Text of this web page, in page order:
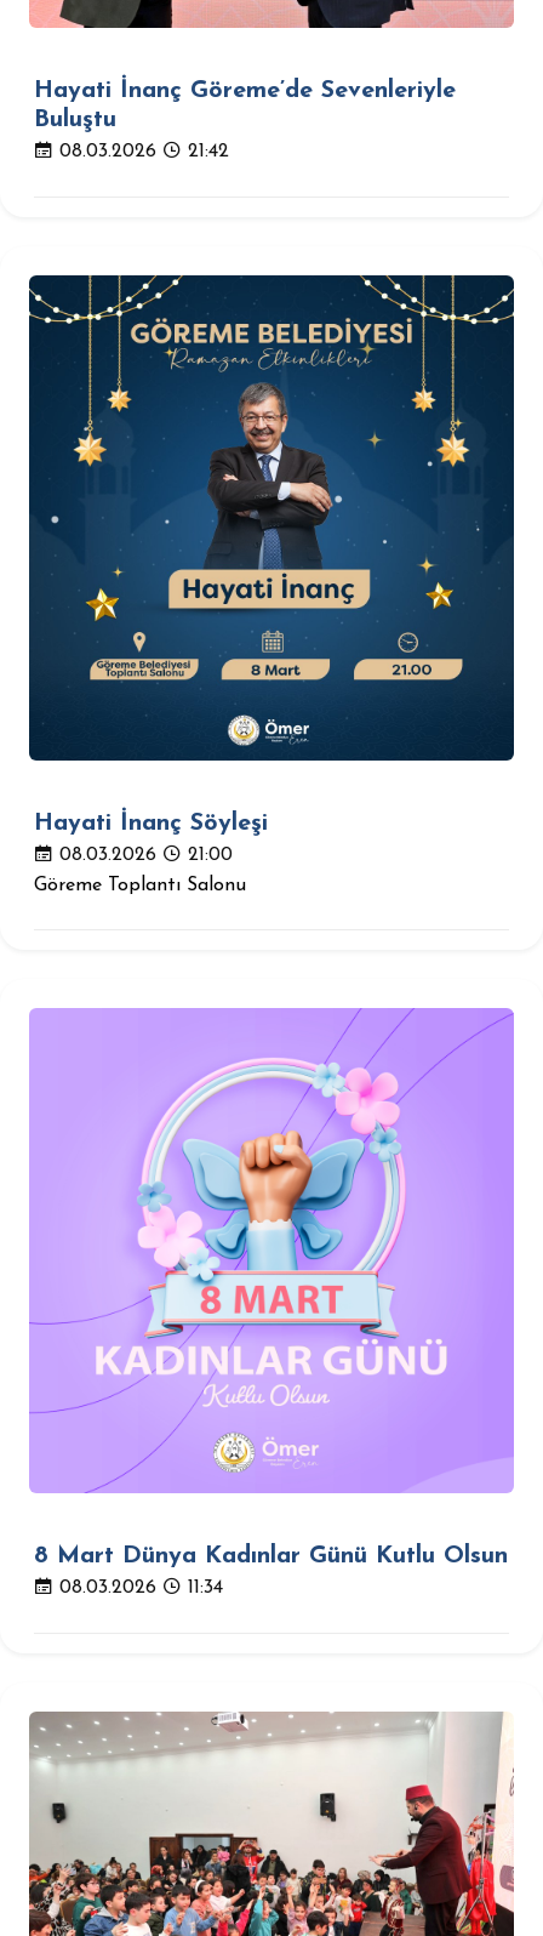
Hayati İnanç Göreme’de Sevenleriyle
Buluştu
08.03.2026 21:42
Hayati İnanç Söyleşi
08.03.2026
21:00
Göreme Toplantı Salonu
8 Mart Dünya Kadınlar Günü Kutlu Olsun
08.03.2026 11:34